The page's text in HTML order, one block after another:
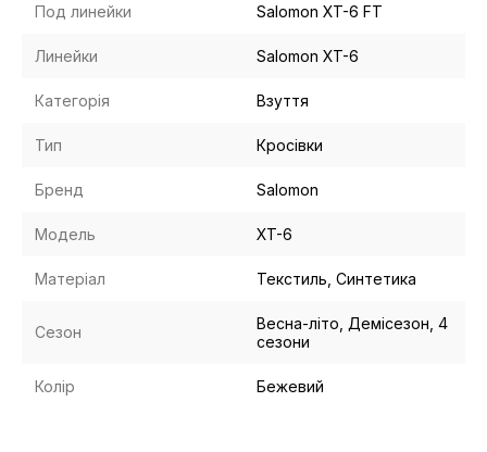
Под линейки Salomon XT-6 FT
Линейки Salomon XT-6
Категорія Взуття
Тип Кросівки
Бренд Salomon
Модель XT-6
Матеріал Текстиль, Синтетика
Сезон
Весна-літо, Демісезон, 4
сезони
Колір Бежевий